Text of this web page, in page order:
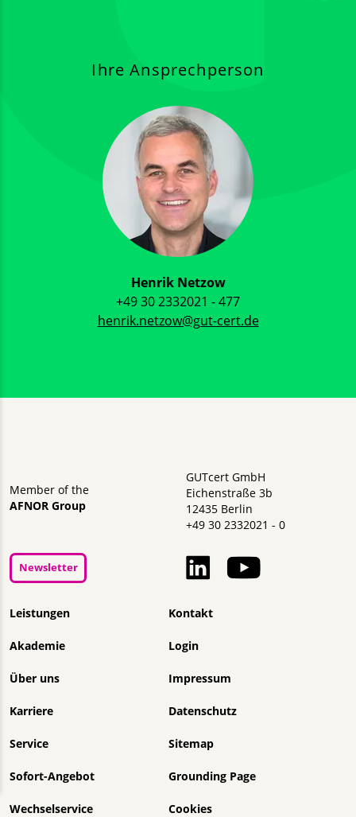
Ihre Ansprechperson
Henrik Netzow
+49 30 2332021 - 477
henrik.netzow@gut-cert.de
Member of the
AFNOR Group
GUTcert GmbH
Eichenstraße 3b
12435 Berlin
+49 30 2332021 - 0
Navigation überspringen
Leistungen
Akademie
Über uns
Karriere
Service
Sofort-Angebot
Wechselservice
Kontakt
Login
Impressum
Datenschutz
Sitemap
Grounding Page
Cookies
Newsletter